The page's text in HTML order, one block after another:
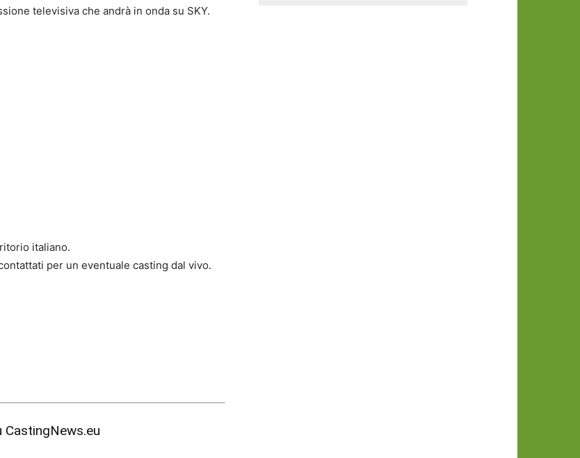
televisiva che andrà in onda su SKY.
italiano.
per un eventuale casting dal vivo.
CastingNews.eu